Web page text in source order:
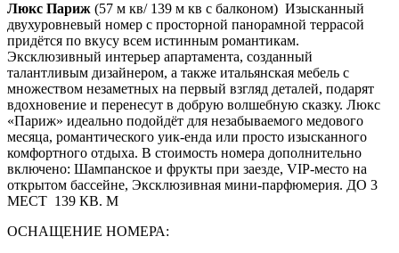
Люкс Париж (57 м кв/ 139 м кв с балконом) Изысканный
двухуровневый номер с просторной панорамной террасой
придётся по вкусу всем истинным романтикам.
Эксклюзивный интерьер апартамента, созданный
талантливым дизайнером, а также итальянская мебель с
множеством незаметных на первый взгляд деталей, подарят
вдохновение и перенесут в добрую волшебную сказку. Люкс
«Париж» идеально подойдёт для незабываемого медового
месяца, романтического уик-енда или просто изысканного
комфортного отдыха. В стоимость номера дополнительно
включено: Шампанское и фрукты при заезде, VIP-место на
открытом бассейне, Эксклюзивная мини-парфюмерия. ДО 3
МЕСТ 139 КВ. М
ОСНАЩЕНИЕ НОМЕРА: